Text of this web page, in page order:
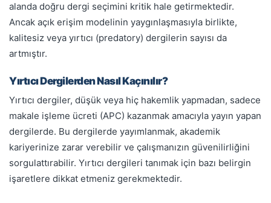
alanda doğru dergi seçimini kritik hale getirmektedir.
Ancak açık erişim modelinin yaygınlaşmasıyla birlikte,
kalitesiz veya yırtıcı (predatory) dergilerin sayısı da
artmıştır.
Yırtıcı Dergilerden Nasıl Kaçınılır?
Yırtıcı dergiler, düşük veya hiç hakemlik yapmadan, sadece
makale işleme ücreti (APC) kazanmak amacıyla yayın yapan
dergilerde. Bu dergilerde yayımlanmak, akademik
kariyerinize zarar verebilir ve çalışmanızın güvenilirliğini
sorgulattırabilir. Yırtıcı dergileri tanımak için bazı belirgin
işaretlere dikkat etmeniz gerekmektedir.